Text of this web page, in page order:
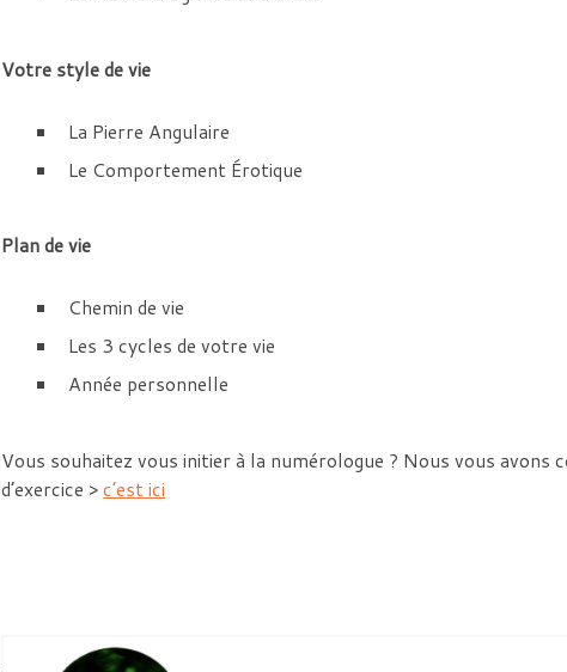
Votre style de vie
La Pierre Angulaire
Le Comportement Érotique
Plan de vie
Chemin de vie
Les 3 cycles de votre vie
Année personnelle
Vous souhaitez vous initier à la numérologue ? Nous vous
d’exercice >c’est ici